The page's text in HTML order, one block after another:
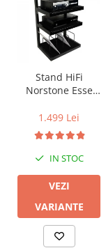
Stand HiFi
Norstone Esse
1.499 Lei
IN STOC
VEZI
VARIANTE